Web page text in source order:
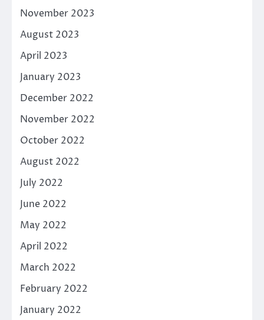
November 2023
August 2023
April 2023
January 2023
December 2022
November 2022
October 2022
August 2022
July 2022
June 2022
May 2022
April 2022
March 2022
February 2022
January 2022